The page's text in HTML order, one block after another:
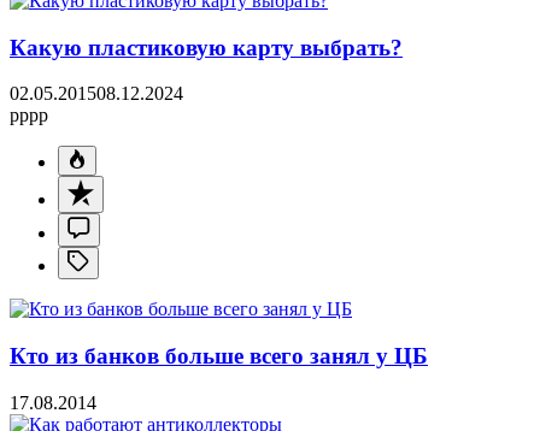
Какую пластиковую карту выбрать?
02.05.201508.12.2024
pppp
Кто из банков больше всего занял у ЦБ
17.08.2014